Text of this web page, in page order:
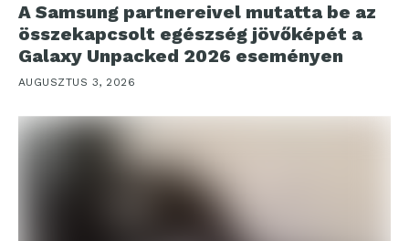
A Samsung partnereivel mutatta be az
összekapcsolt egészség jövőképét a
Galaxy Unpacked 2026 eseményen
AUGUSZTUS 3, 2026